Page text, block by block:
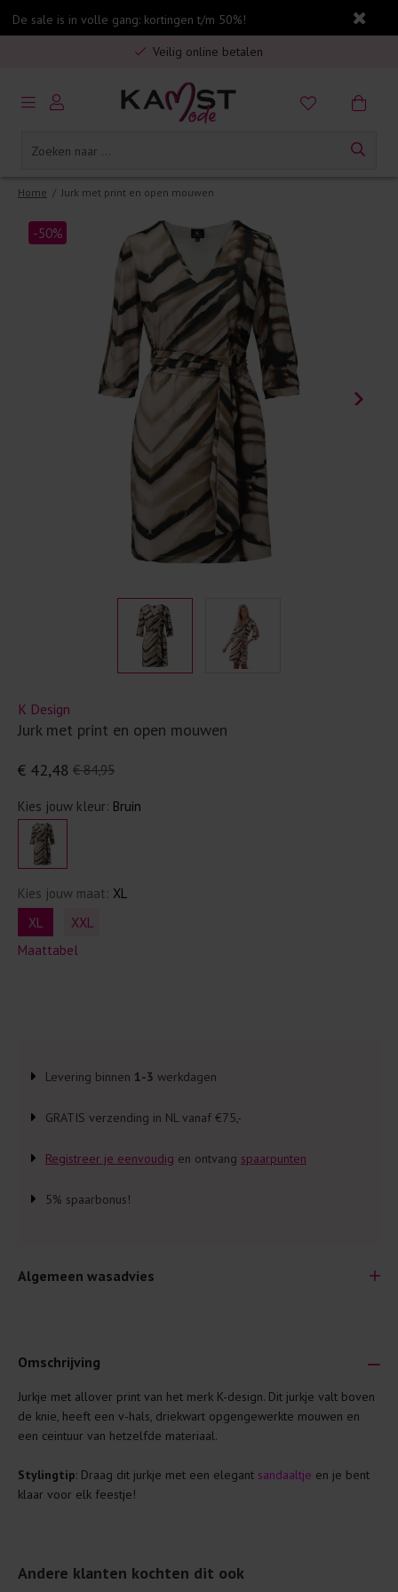
De sale is in volle gang: kortingen t/m 50%!
Gratis verzending in Nederland vanaf €75,-
Veilig online betalen
5% spaarbonus op jouw aankoop
Gratis verzending in Nederland vanaf €75,-
Home / Jurk met print en open mouwen
-50%
K Design
Jurk met print en open mouwen
€ 84,95
€ 42,48
Kies jouw kleur: Bruin
Kies jouw maat: XL
XL
XXL
Maattabel
Levering binnen 1-3 werkdagen
GRATIS verzending in NL vanaf €75,-
Registreer je eenvoudig en ontvang spaarpunten
5% spaarbonus!
Algemeen wasadvies
Je wilt natuurlijk lang plezier hebben van je nieuwe kleding.
Daarom geven wij een aantal algemene was-tips:
Was kleding binnenste buiten. Dat beschermt de
Was zo koud mogelijk. Op 20 of 30 graden wassen is vaak
Omschrijving
Jurkje met allover print van het merk K-design. Dit jurkje valt boven
de knie, heeft een v-hals, driekwart opgengewerkte mouwen en
een ceintuur van hetzelfde materiaal.
Stylingtip: Draag dit jurkje met een elegant sandaaltje en je bent
klaar voor elk feestje!
Andere klanten kochten dit ook